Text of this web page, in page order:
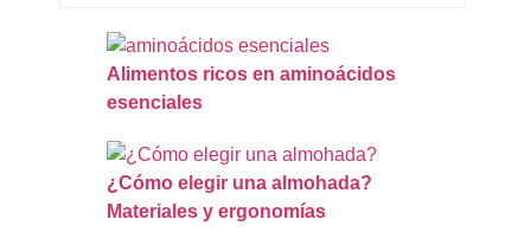
Alimentos ricos en aminoácidos
esenciales
¿Cómo elegir una almohada?
Materiales y ergonomías